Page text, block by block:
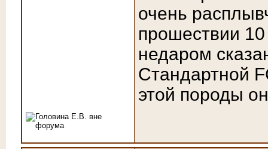
очень
прошествии
недаром
Стандартной
этой породы